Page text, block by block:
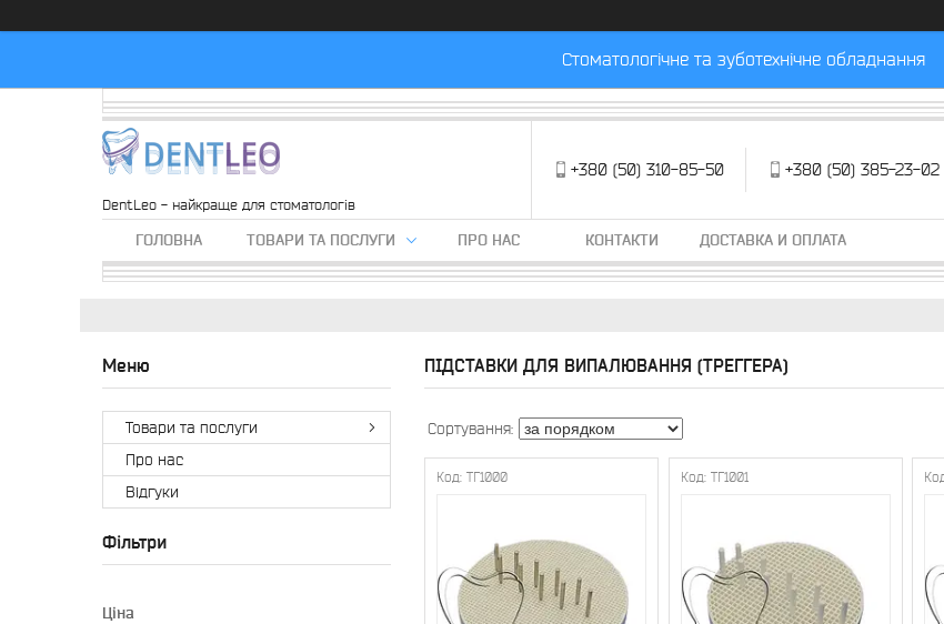
Стоматологічне та зуботехнічне обладнання
DentLeo - найкраще для стоматологів
+380 (50) 310-85-50 +380 (50) 385-23-02
ГОЛОВНА ТОВАРИ ТА ПОСЛУГИ ПРО НАС КОНТАКТИ ДОСТАВКА И ОПЛАТА
ПІДСТАВКИ ДЛЯ ВИПАЛЮВАННЯ (ТРЕГГЕРА)
ТГ1000 ТГ1001
Товари та послуги
Про нас
Вiдгуки
Фільтри
Ціна